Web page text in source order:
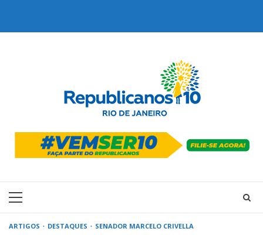
Primary
ARTIGOS DESTAQUES SENADOR MARCELO CRIVELLA